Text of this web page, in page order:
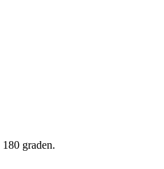
graden.